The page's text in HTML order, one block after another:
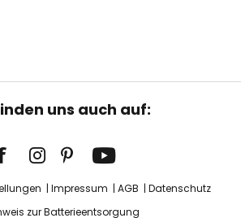
uns auch auf:
Impressum AGB
Datenschutz
zur Batterieentsorgung